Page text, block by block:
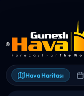
Hava Haritası